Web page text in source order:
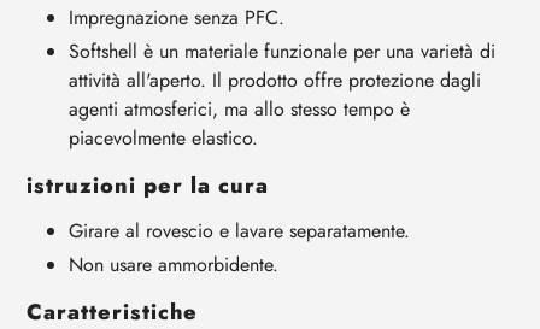
Impregnazione senza PFC.
Softshell è un materiale funzionale per una varietà di
attività all'aperto. Il prodotto offre protezione dagli
agenti atmosferici, ma allo stesso tempo è
piacevolmente elastico.
istruzioni per la cura
Girare al rovescio e lavare separatamente.
Non usare ammorbidente.
Caratteristiche